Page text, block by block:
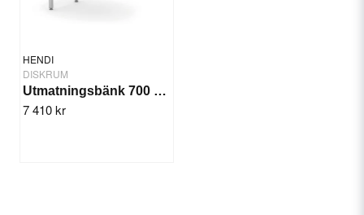
HENDI
DISKRUM
Utmatningsbänk 700 mm Vänster
7 410 kr